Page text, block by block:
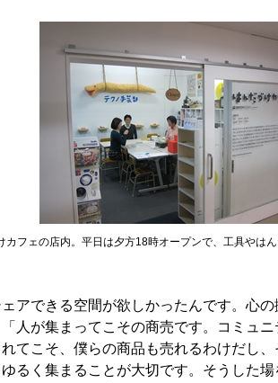
カフェの店内。平日は夕方18時オープンで、工具やは
ェアできる空間が欲しかったんです。心
人が集まってこその商売です。コミュ
てこそ、僕らの商品も売れるわけだし
るく集まることが大切です。そうした